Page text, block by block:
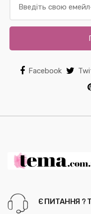
Facebook
Є ПИТАННЯ ?